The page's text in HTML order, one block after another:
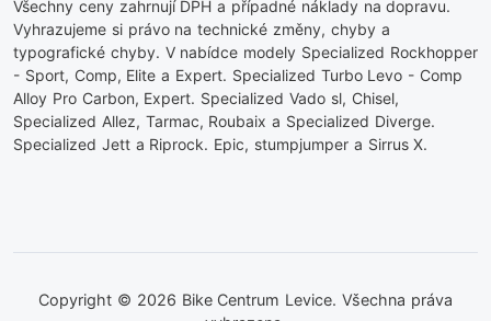
Všechny ceny zahrnují DPH a případné náklady na dopravu.
Vyhrazujeme si právo na technické změny, chyby a
typografické chyby. V nabídce modely Specialized Rockhopper
- Sport, Comp, Elite a Expert. Specialized Turbo Levo - Comp
Alloy Pro Carbon, Expert. Specialized Vado sl, Chisel,
Specialized Allez, Tarmac, Roubaix a Specialized Diverge.
Specialized Jett a Riprock. Epic, stumpjumper a Sirrus X.
Copyright © 2026 Bike Centrum Levice. Všechna práva